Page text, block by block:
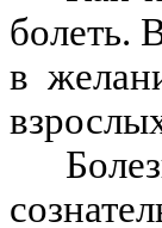
болеть.
в